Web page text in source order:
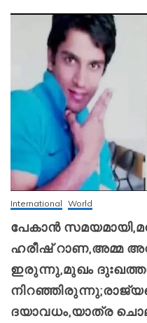
International World
പേകാൻ
ഹരീഷ് റാണ,അമ്മ
ഇരുന്നു,മുഖം
ദയാവധം,യാത്ര